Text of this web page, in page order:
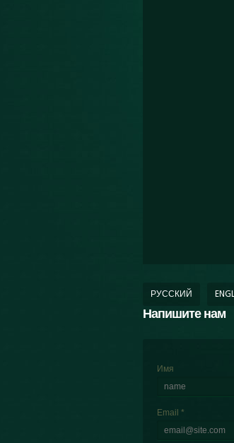
РУССКИЙ
Напишите нам
Имя
Email *